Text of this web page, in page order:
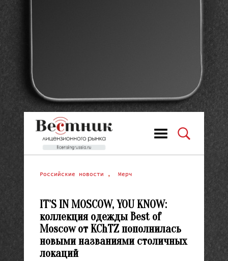
Российские новости , Мерч
IT’S IN MOSCOW, YOU KNOW:
коллекция одежды Best of
Moscow от KChTZ пополнилась
новыми названиями столичных
локаций